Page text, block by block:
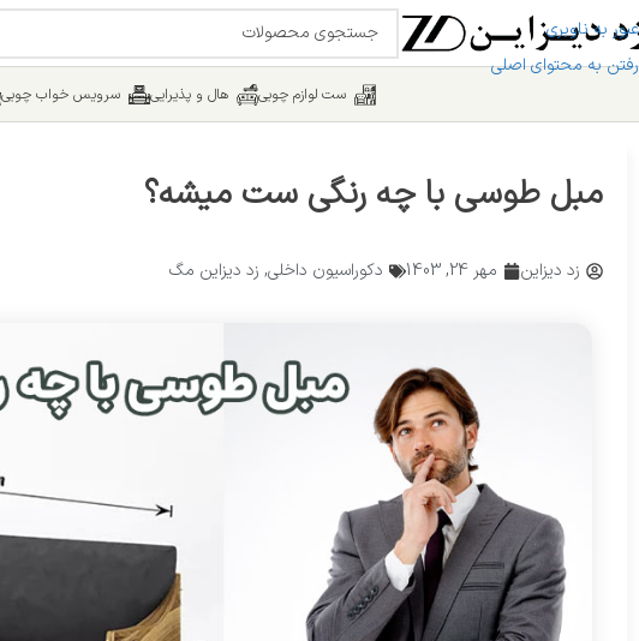
عبور به ناوبری
رفتن به محتوای اصلی
ست لوازم چوبی هال و پذیرایی سرویس خواب چوبی
مبل طوسی با چه رنگی ست میشه؟
زد دیزاین مهر 24, 1403 دکوراسیون داخلی, زد دیزاین مگ